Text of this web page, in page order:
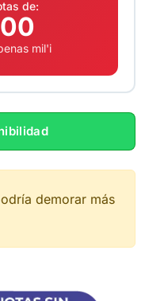
de:
mil'i
demorar más